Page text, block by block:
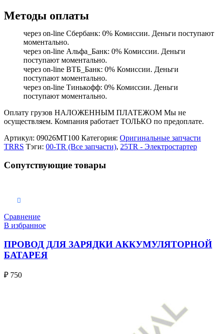
Методы оплаты
через on-line Сбербанк: 0% Комиссии. Деньги поступают
моментально.
через on-line Альфа_Банк: 0% Комиссии. Деньги
поступают моментально.
через on-line ВТБ_Банк: 0% Комиссии. Деньги
поступают моментально.
через on-line Тинькофф: 0% Комиссии. Деньги
поступают моментально.
Оплату грузов НАЛОЖЕННЫМ ПЛАТЕЖОМ Мы не
осуществляем. Компания работает ТОЛЬКО по предоплате.
Артикул: 09026MT100 Категория: Оригинальные запчасти
TRRS Тэги: 00-TR (Все запчасти), 25TR - Электростартер
Сопутствующие товары
Сравнение
В избранное
ПРОВОД ДЛЯ ЗАРЯДКИ АККУМУЛЯТОРНОЙ
БАТАРЕЯ
₽ 750